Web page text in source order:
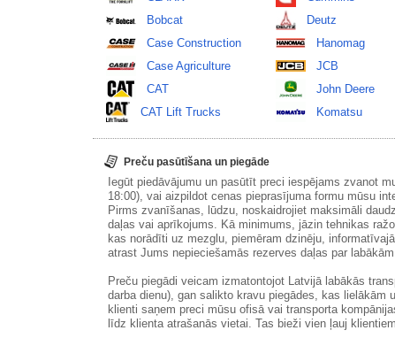
Bobcat
Case Construction
Case Agriculture
CAT
CAT Lift Trucks
Deutz
Hanomag
JCB
John Deere
Komatsu
Preču pasūtīšana un piegāde
Iegūt piedāvājumu un pasūtīt preci iespējams zvanot
18:00), vai aizpildot cenas pieprasījuma formu mūsu
Pirms zvanīšanas, lūdzu, noskaidrojiet maksimāli
daļas vai aprīkojums. Kā minimums, jāzin tehnikas
kas norādīti uz mezglu, piemēram dzinēju,
atrast Jums nepieciešamās rezerves daļas par
Preču piegādi veicam izmatontojot Latvijā labākās
darba dienu), gan salikto kravu piegādes, kas
klienti saņem preci mūsu ofisā vai transporta
līdz klienta atrašanās vietai. Tas bieži vien ļauj